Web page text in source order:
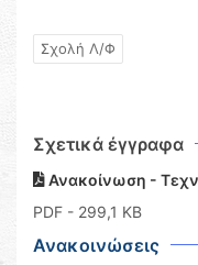
Σχολή Λ/Φ
Σχετικά έγγραφα
Ανακοίνωση -
PDF - 299,1 KB
Ανακοινώσεις